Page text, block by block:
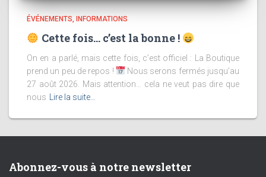
ÉVÉNEMENTS INFORMATIONS
Cette fois… c’est la bonne !
On en a parlé, mais cette fois, c’est officiel : La Boutique
prend un peu de repos !
Nous serons fermés jusqu’au
27 août 2026. Mais attention… cela ne veut pas dire que
nous
Lire la suite…
Abonnez-vous à notre newsletter